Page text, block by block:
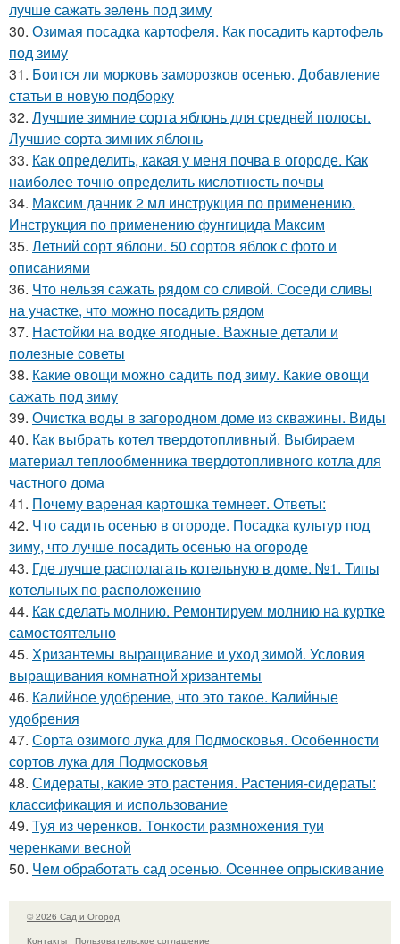
лучше сажать зелень под зиму
30. Озимая посадка картофеля. Как посадить картофель
под зиму
31. Боится ли морковь заморозков осенью. Добавление
статьи в новую подборку
32. Лучшие зимние сорта яблонь для средней полосы.
Лучшие сорта зимних яблонь
33. Как определить, какая у меня почва в огороде. Как
наиболее точно определить кислотность почвы
34. Максим дачник 2 мл инструкция по применению.
Инструкция по применению фунгицида Максим
35. Летний сорт яблони. 50 сортов яблок с фото и
описаниями
36. Что нельзя сажать рядом со сливой. Соседи сливы
на участке, что можно посадить рядом
37. Настойки на водке ягодные. Важные детали и
полезные советы
38. Какие овощи можно садить под зиму. Какие овощи
сажать под зиму
39. Очистка воды в загородном доме из скважины. Виды
40. Как выбрать котел твердотопливный. Выбираем
материал теплообменника твердотопливного котла для
частного дома
41. Почему вареная картошка темнеет. Ответы:
42. Что садить осенью в огороде. Посадка культур под
зиму, что лучше посадить осенью на огороде
43. Где лучше располагать котельную в доме. №1. Типы
котельных по расположению
44. Как сделать молнию. Ремонтируем молнию на куртке
самостоятельно
45. Хризантемы выращивание и уход зимой. Условия
выращивания комнатной хризантемы
46. Калийное удобрение, что это такое. Калийные
удобрения
47. Сорта озимого лука для Подмосковья. Особенности
сортов лука для Подмосковья
48. Сидераты, какие это растения. Растения-сидераты:
классификация и использование
49. Туя из черенков. Тонкости размножения туи
черенками весной
50. Чем обработать сад осенью. Осеннее опрыскивание
© 2026 Сад и Огород
Контакты
Пользовательское соглашение